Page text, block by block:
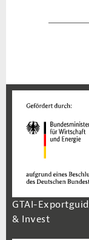
GTAI-
& Invest